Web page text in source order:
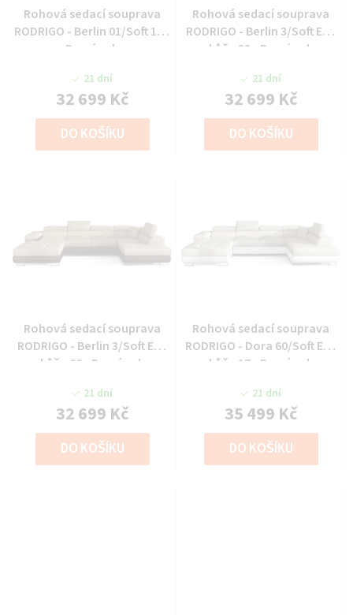
Rohová sedací souprava
RODRIGO - Berlin 01/Soft 17 -
Pravý roh
21 dní
32 699 Kč
DO KOŠÍKU
Rohová sedací souprava
RODRIGO - Berlin 3/Soft Eko
kůže 33 - Pravý roh
21 dní
32 699 Kč
DO KOŠÍKU
Rohová sedací souprava
RODRIGO - Berlin 3/Soft Eko
kůže 66 - Pravý roh
21 dní
32 699 Kč
DO KOŠÍKU
Rohová sedací souprava
RODRIGO - Dora 60/Soft Eko
kůže 17 - Pravý roh
21 dní
35 499 Kč
DO KOŠÍKU